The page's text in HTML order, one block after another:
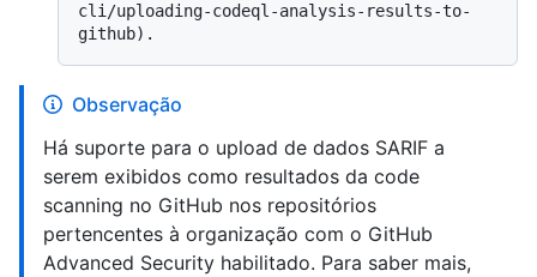
cli/uploading-codeql-analysis-results-to-
Observação
Há suporte para o upload de dados SARIF a
serem exibidos como resultados da code
scanning no GitHub nos repositórios
pertencentes à organização com o GitHub
Advanced Security habilitado. Para saber mais,